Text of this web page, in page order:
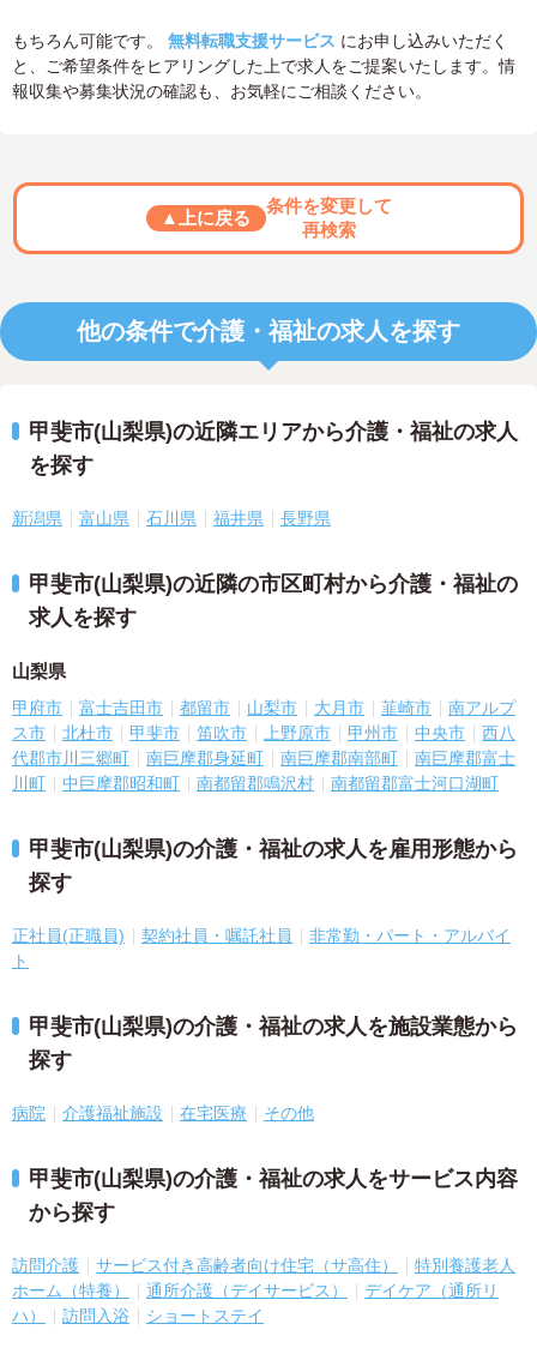
もちろん可能です。 無料転職支援サービス にお申し込みいただく
と、ご希望条件をヒアリングした上で求人をご提案いたします。情
報収集や募集状況の確認も、お気軽にご相談ください。
▲上に戻る
条件を変更して
再検索
他の条件で介護・福祉の求人を探す
甲斐市(山梨県)の近隣エリアから介護・福祉の求人
を探す
新潟県 富山県 石川県 福井県 長野県
甲斐市(山梨県)の近隣の市区町村から介護・福祉の
求人を探す
山梨県
甲府市 富士吉田市 都留市 山梨市 大月市 韮崎市
南アルプ
ス市
北杜市 甲斐市 笛吹市 上野原市 甲州市 中央市
西八
代郡市川三郷町
南巨摩郡身延町 南巨摩郡南部町
南巨摩郡富士
川町
中巨摩郡昭和町 南都留郡鳴沢村 南都留郡富士河口湖町
甲斐市(山梨県)の介護・福祉の求人を雇用形態から
探す
正社員(正職員) 契約社員・嘱託社員
非常勤・パート・アルバイ
ト
甲斐市(山梨県)の介護・福祉の求人を施設業態から
探す
病院 介護福祉施設 在宅医療 その他
甲斐市(山梨県)の介護・福祉の求人をサービス内容
から探す
訪問介護 サービス付き高齢者向け住宅（サ高住）
特別養護老人
ホーム（特養）
通所介護（デイサービス）
デイケア（通所リ
ハ）
訪問入浴 ショートステイ